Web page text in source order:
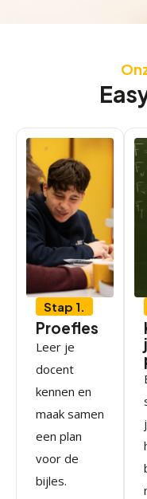
Stap 1.
Proefles
Leer je
docent
kennen en
maak samen
een plan
voor de
bijles.